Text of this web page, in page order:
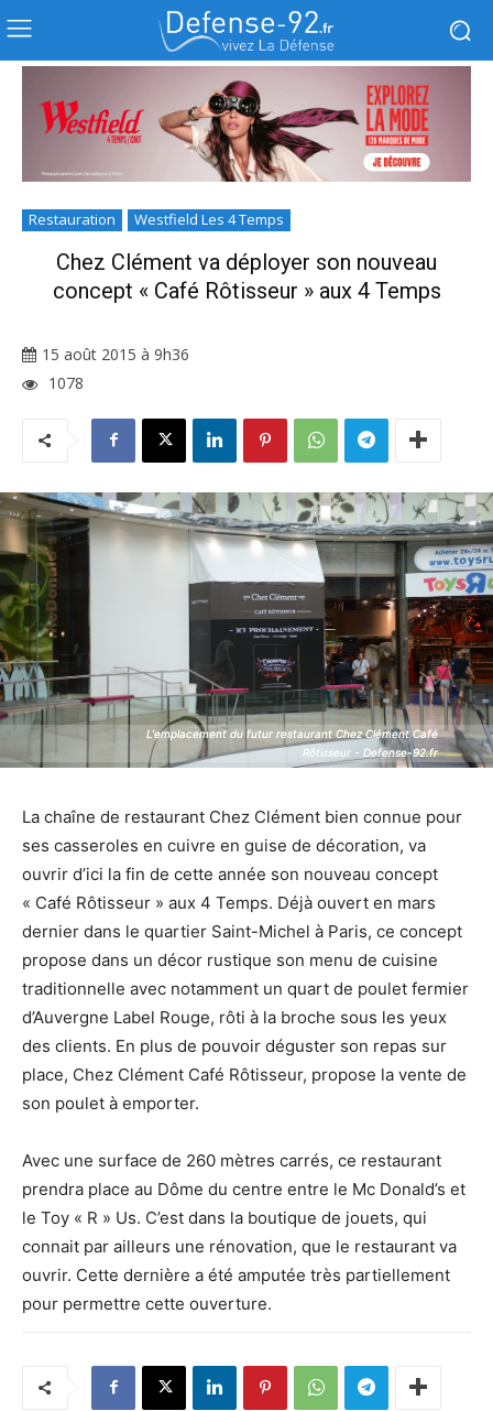
Restauration Westfield Les 4 Temps
Chez Clément va déployer son nouveau
concept « Café Rôtisseur » aux 4 Temps
15 août 2015 à 9h36
1078
L'emplacement du futur restaurant Chez Clément Café
Rôtisseur - Defense-92.fr
L'emplacement du futur restaurant Chez Clément Café
Rôtisseur - Defense-92.fr
La chaîne de restaurant Chez Clément bien connue pour
ses casseroles en cuivre en guise de décoration, va
ouvrir d’ici la fin de cette année son nouveau concept
« Café Rôtisseur » aux 4 Temps. Déjà ouvert en mars
dernier dans le quartier Saint-Michel à Paris, ce concept
propose dans un décor rustique son menu de cuisine
traditionnelle avec notamment un quart de poulet fermier
d’Auvergne Label Rouge, rôti à la broche sous les yeux
des clients. En plus de pouvoir déguster son repas sur
place, Chez Clément Café Rôtisseur, propose la vente de
son poulet à emporter.
Avec une surface de 260 mètres carrés, ce restaurant
prendra place au Dôme du centre entre le Mc Donald’s et
le Toy « R » Us. C’est dans la boutique de jouets, qui
connait par ailleurs une rénovation, que le restaurant va
ouvrir. Cette dernière a été amputée très partiellement
pour permettre cette ouverture.